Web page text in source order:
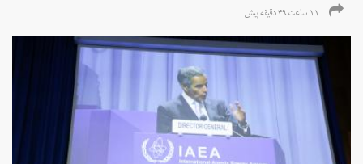
۱۱ ساعت ۴۹ دقیقه پیش